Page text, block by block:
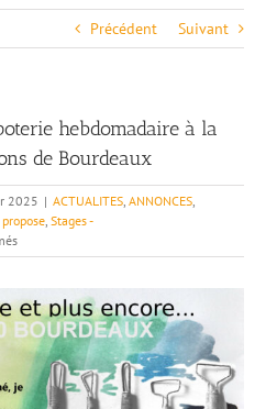
Précédent Suivant
hebdomadaire à la
de Bourdeaux
2025 | ACTUALITES, ANNONCES,
propose, Stages -
sur
Nouveau
Cours
de
poterie
hebdomadaire
la